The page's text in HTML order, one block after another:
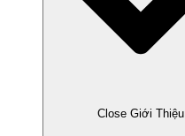
Close Giới Thiệu